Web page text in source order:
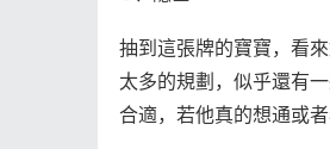
抽到這張牌的寶寶，看
太多的規劃，似乎還有
合適，若他真的想通或